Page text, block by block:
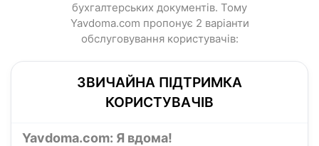
бухгалтерських документів. Тому
Yavdoma.com пропонує 2 варіанти
обслуговування користувачів:
ЗВИЧАЙНА ПІДТРИМКА
КОРИСТУВАЧІВ
Yavdoma.com: Я вдома!